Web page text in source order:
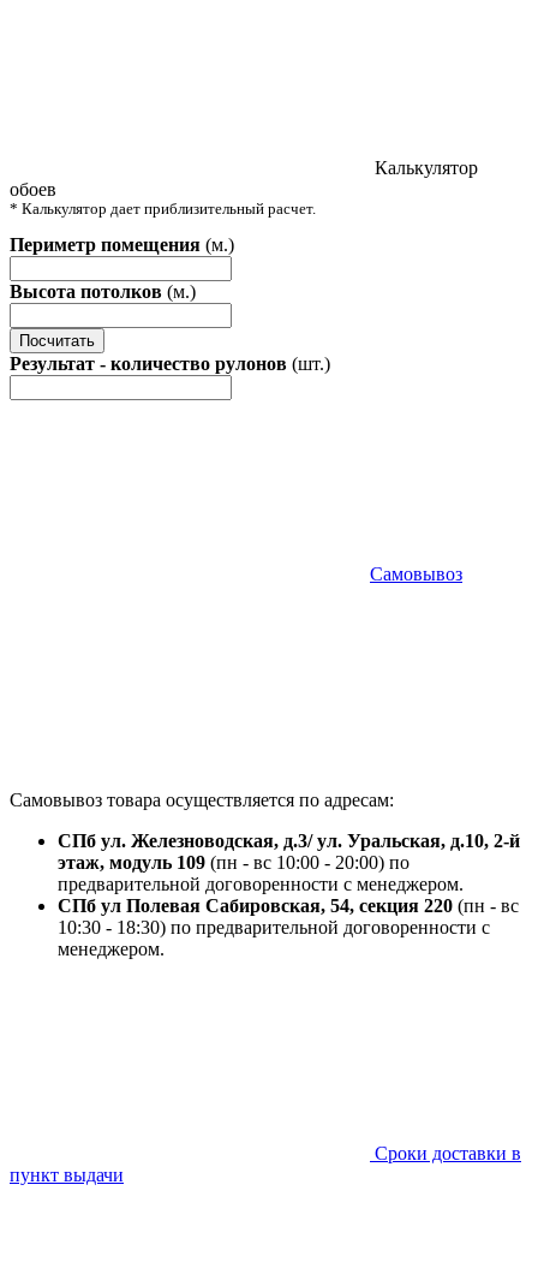
Калькулятор
обоев
* Калькулятор дает приблизительный расчет.
Периметр помещения (м.)
Высота потолков (м.)
Посчитать
Результат - количество рулонов (шт.)
Самовывоз
Самовывоз товара осуществляется по адресам:
СПб ул. Железноводская, д.3/ ул. Уральская, д.10, 2-й
этаж, модуль 109 (пн - вс 10:00 - 20:00) по
предварительной договоренности с менеджером.
СПб ул Полевая Сабировская, 54, секция 220 (пн - вс
10:30 - 18:30) по предварительной договоренности с
менеджером.
Сроки доставки в
пункт выдачи